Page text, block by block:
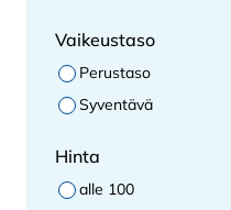
Vaikeustaso
Perustaso
Syventävä
Hinta
alle 100